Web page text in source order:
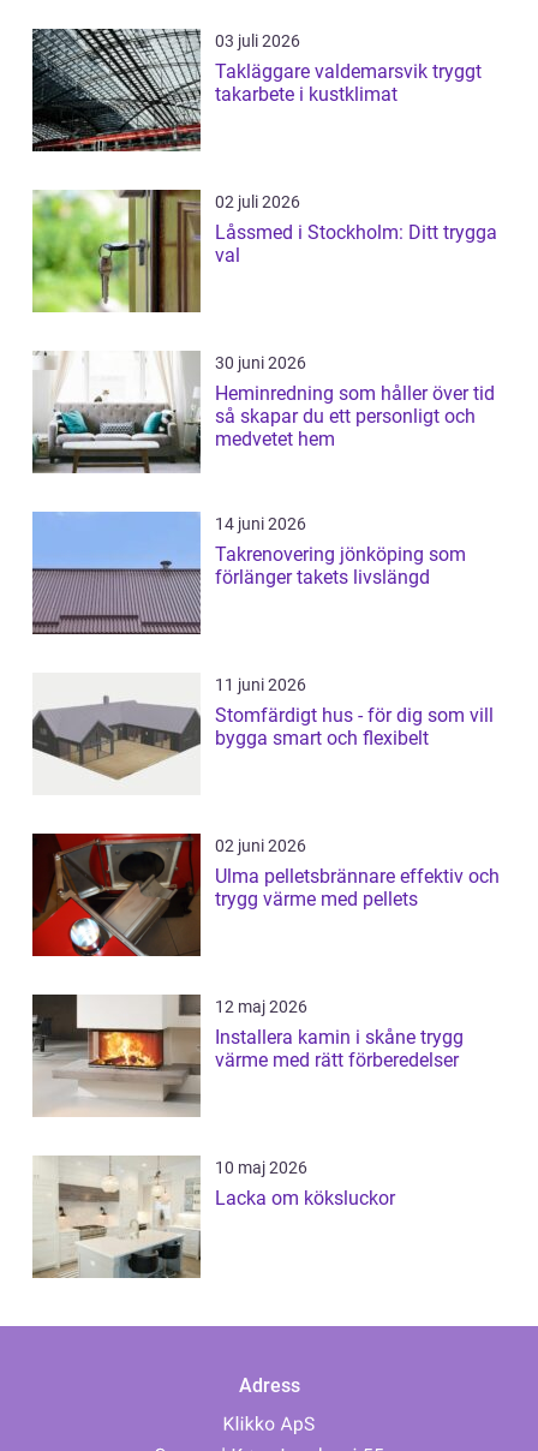
03 juli 2026
Takläggare valdemarsvik tryggt
takarbete i kustklimat
02 juli 2026
Låssmed i Stockholm: Ditt trygga
val
30 juni 2026
Heminredning som håller över tid
så skapar du ett personligt och
medvetet hem
14 juni 2026
Takrenovering jönköping som
förlänger takets livslängd
11 juni 2026
Stomfärdigt hus - för dig som vill
bygga smart och flexibelt
02 juni 2026
Ulma pelletsbrännare effektiv och
trygg värme med pellets
12 maj 2026
Installera kamin i skåne trygg
värme med rätt förberedelser
10 maj 2026
Lacka om köksluckor
Adress